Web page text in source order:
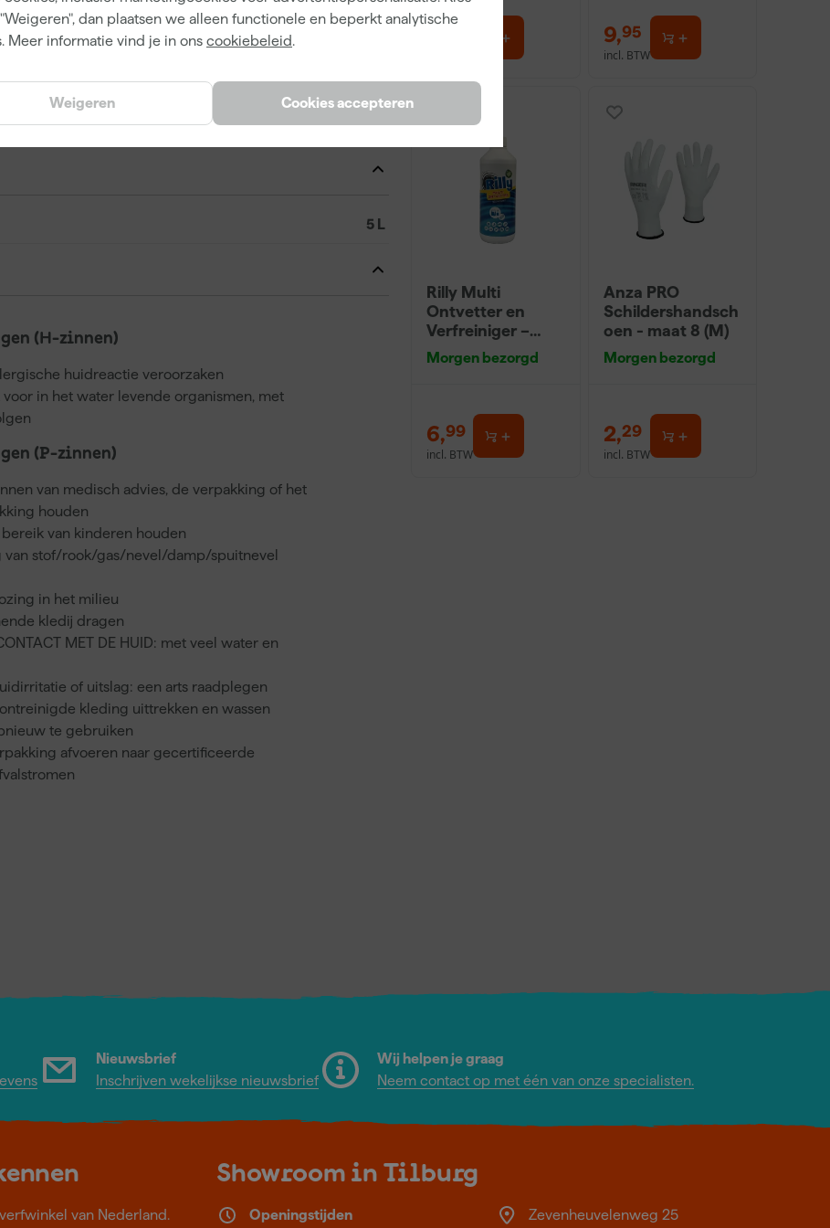
dan plaatsen we alleen functionele en beperkt analytische
Meer informatie vind je in ons cookiebeleid.
Cookies accepteren
Weigeren
5260532
5 L
(H-zinnen)
huidreactie veroorzaken
voor in het water levende organismen, met
(P-zinnen)
van medisch advies, de verpakking of het
houden
bereik van kinderen houden
van stof/rook/gas/nevel/damp/spuitnevel
in het milieu
kledij dragen
MET DE HUID: met veel water en
of uitslag: een arts raadplegen
kleding uittrekken en wassen
te gebruiken
afvoeren naar gecertificeerde
9,95
incl. BTW
Rilly Multi
Ontvetter en
Verfreiniger –
0,5L
Morgen bezorgd
6,99
incl. BTW
Anza PRO
Schildershandsch
oen - maat 8 (M)
Morgen bezorgd
2,29
incl. BTW
Nieuwsbrief
Inschrijven wekelijkse nieuwsbrief
Wij helpen je graag
Neem contact op met één van onze specialisten.
van Nederland.
Showroom in Tilburg
Openingstijden Zevenheuvelenweg 25